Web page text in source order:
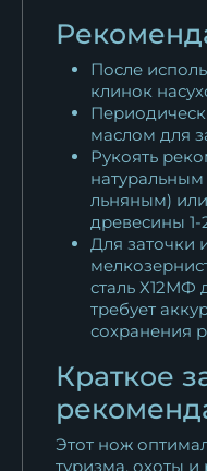
После
клинок
маслом для
Рукоять
льняным)
древесины 1-
Для заточки
сталь Х12МФ
требует
сохранения
Краткое
Этот нож
туризма, охоты